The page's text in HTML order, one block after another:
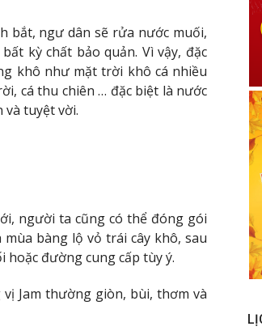
bắt, ngư dân sẽ rửa nước muối,
kỳ chất bảo quản. Vì vậy, đặc
khô như mặt trời khô cá nhiều
cá thu chiên … đặc biệt là nước
và tuyệt vời.
người ta cũng có thể đóng gói
bàng lộ vỏ trái cây khô, sau
hoặc đường cung cấp tùy ý.
Jam thường giòn, bùi, thơm và